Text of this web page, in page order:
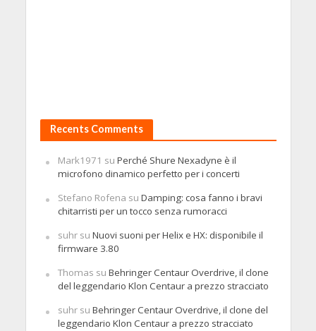
Recents Comments
Mark1971 su Perché Shure Nexadyne è il
microfono dinamico perfetto per i concerti
Stefano Rofena su Damping: cosa fanno i bravi
chitarristi per un tocco senza rumoracci
suhrsu Nuovi suoni per Helix e HX: disponibile il
firmware 3.80
Thomas su Behringer Centaur Overdrive, il clone
del leggendario Klon Centaur a prezzo stracciato
suhrsu Behringer Centaur Overdrive, il clone del
leggendario Klon Centaur a prezzo stracciato